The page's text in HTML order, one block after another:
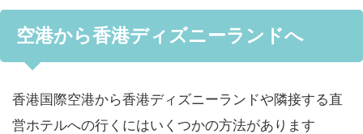
空港から香港ディズニーランドへ
香港国際空港から香港ディズニーランドや隣接する直
営ホテルへの行くにはいくつかの方法があります